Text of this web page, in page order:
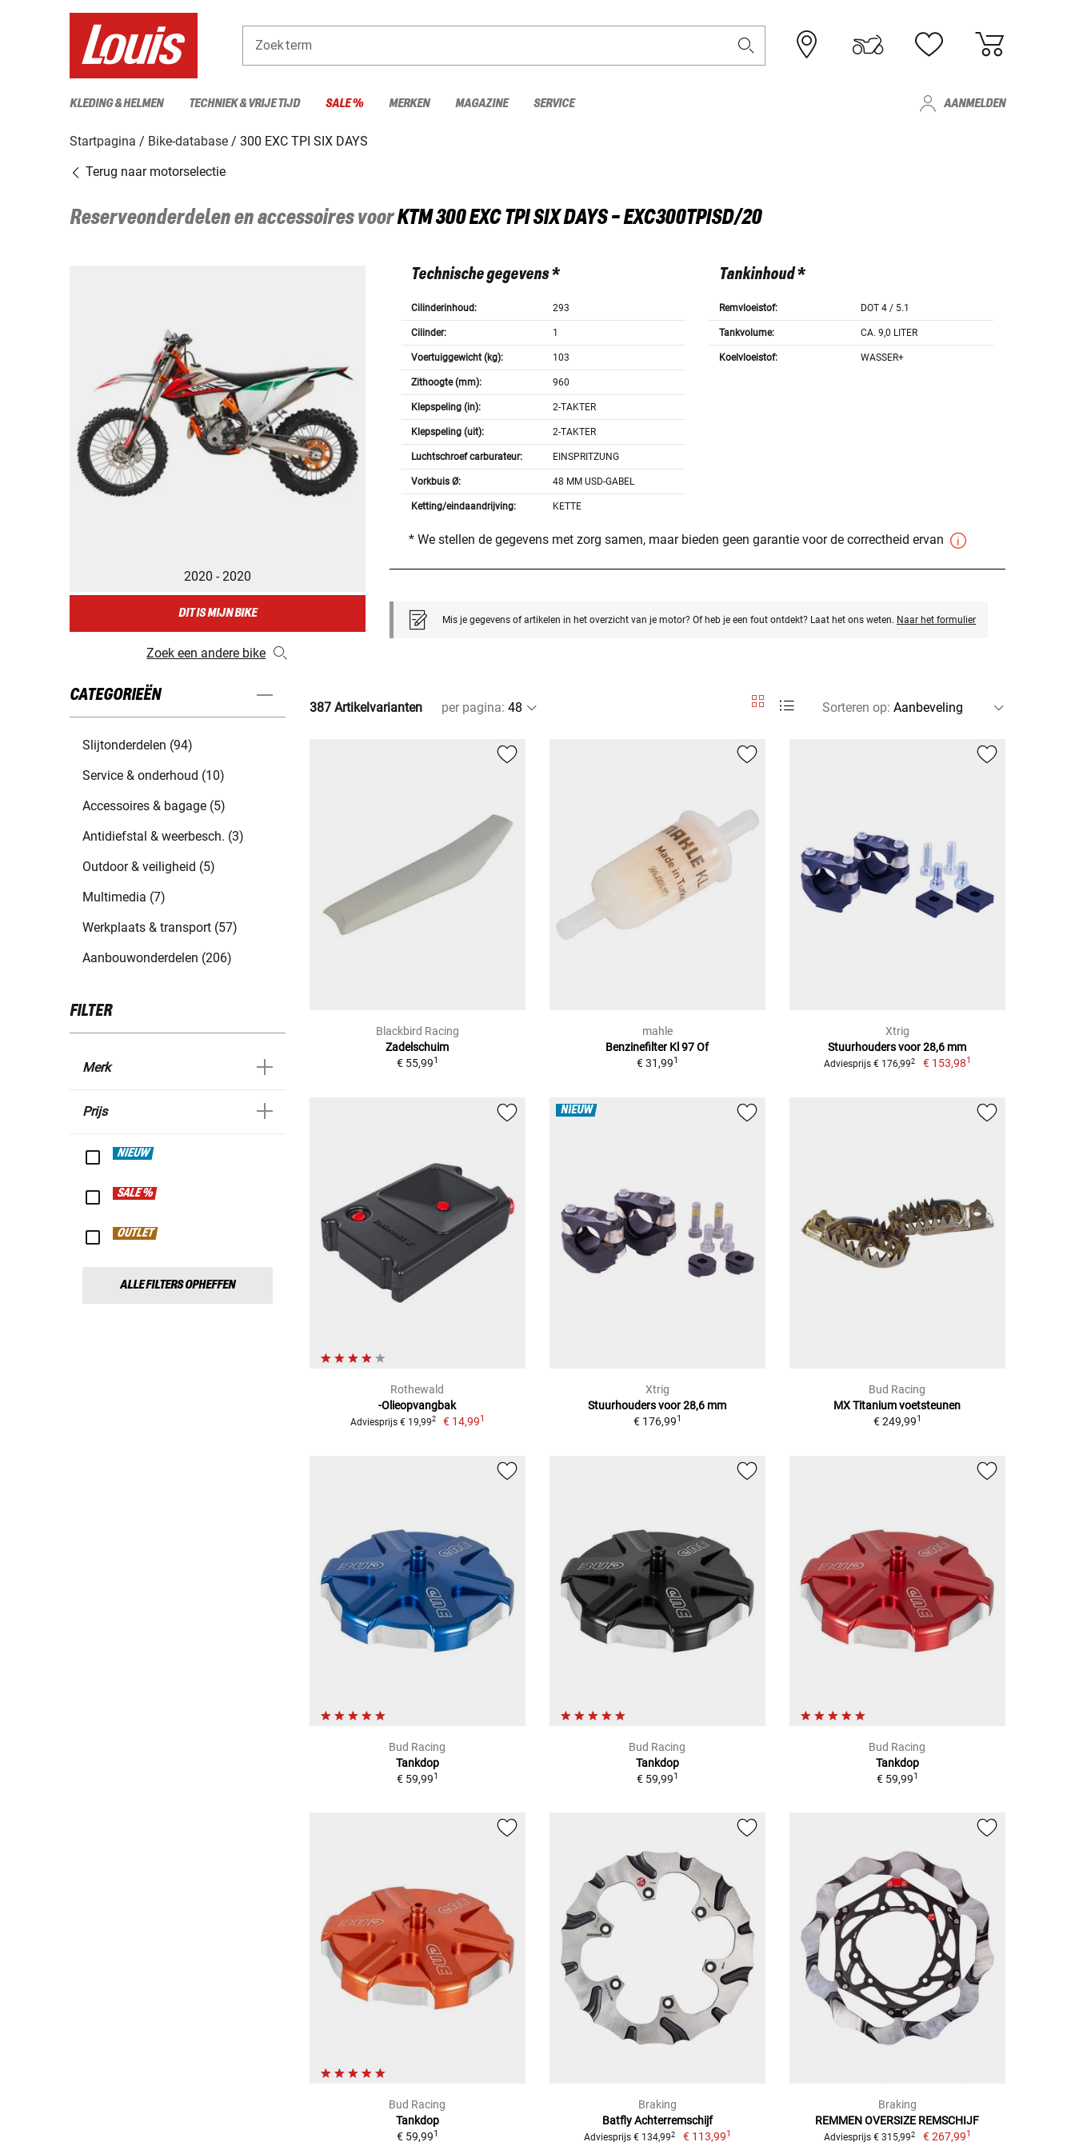
Zoekterm
KLEDING & HELMEN TECHNIEK & VRIJE TIJD SALE % MERKEN MAGAZINE SERVICE AANMELDEN
Startpagina Bike-database
300 EXC TPI SIX DAYS
Terug naar motorselectie
Reserveonderdelen en accessoires voorKTM300 EXC TPI SIX DAYS - EXC300TPISD/20
2020 - 2020
DIT IS MIJN BIKE
Zoek een andere bike
Technische gegevens *
Cilinderinhoud: 293
Cilinder: 1
Voertuiggewicht (kg): 103
Zithoogte (mm): 960
Klepspeling (in): 2-TAKTER
Klepspeling (uit): 2-TAKTER
Luchtschroef carburateur: EINSPRITZUNG
Vorkbuis Ø: 48 MM USD-GABEL
Ketting/eindaandrijving: KETTE
Tankinhoud *
Remvloeistof: DOT 4 / 5.1
Tankvolume: CA. 9,0 LITER
Koelvloeistof: WASSER+
* We stellen de gegevens met zorg samen, maar bieden geen garantie voor de correctheid ervan
Mis je gegevens of artikelen in het overzicht van je motor? Of heb je een fout ontdekt? Laat het ons weten. Naar het formulier
CATEGORIEËN
Slijtonderdelen (94)
Service & onderhoud (10)
Accessoires & bagage (5)
Antidiefstal & weerbesch. (3)
Outdoor & veiligheid (5)
Multimedia (7)
Werkplaats & transport (57)
Aanbouwonderdelen (206)
FILTER
Merk
Prijs
NIEUW
SALE %
OUTLET
ALLE FILTERS OPHEFFEN
387 Artikelvarianten per pagina: Sorteren op:
Blackbird Racing
Zadelschuim
€ 55,991
mahle
Benzinefilter Kl 97 Of
€ 31,991
Xtrig
Stuurhouders voor 28,6 mm
Adviesprijs € 176,992 € 153,981
Rothewald
-Olieopvangbak
Adviesprijs € 19,992 € 14,991
NIEUW
Xtrig
Stuurhouders voor 28,6 mm
€ 176,991
Bud Racing
MX Titanium voetsteunen
€ 249,991
Bud Racing
Tankdop
€ 59,991
Bud Racing
Tankdop
€ 59,991
Bud Racing
Tankdop
€ 59,991
Bud Racing
Tankdop
€ 59,991
Braking
Batfly Achterremschijf
Adviesprijs € 134,992 € 113,991
Braking
REMMEN OVERSIZE REMSCHIJF
Adviesprijs € 315,992 € 267,991